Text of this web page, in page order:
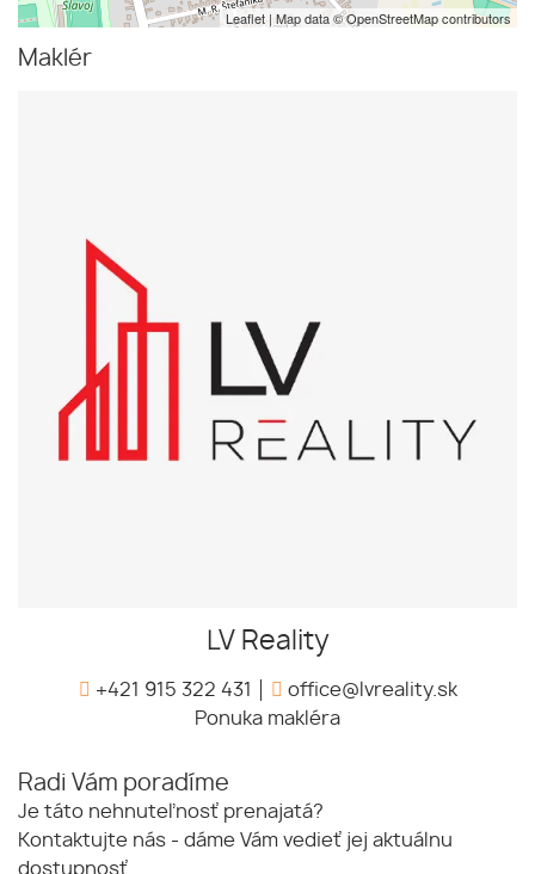
Leaflet | Map data ©OpenStreetMapcontributors
Maklér
LV Reality
+421 915 322 431
office@lvreality.sk
Ponuka makléra
Radi Vám poradíme
Je táto nehnuteľnosť prenajatá?
Kontaktujte nás - dáme Vám vedieť jej aktuálnu
dostupnosť.